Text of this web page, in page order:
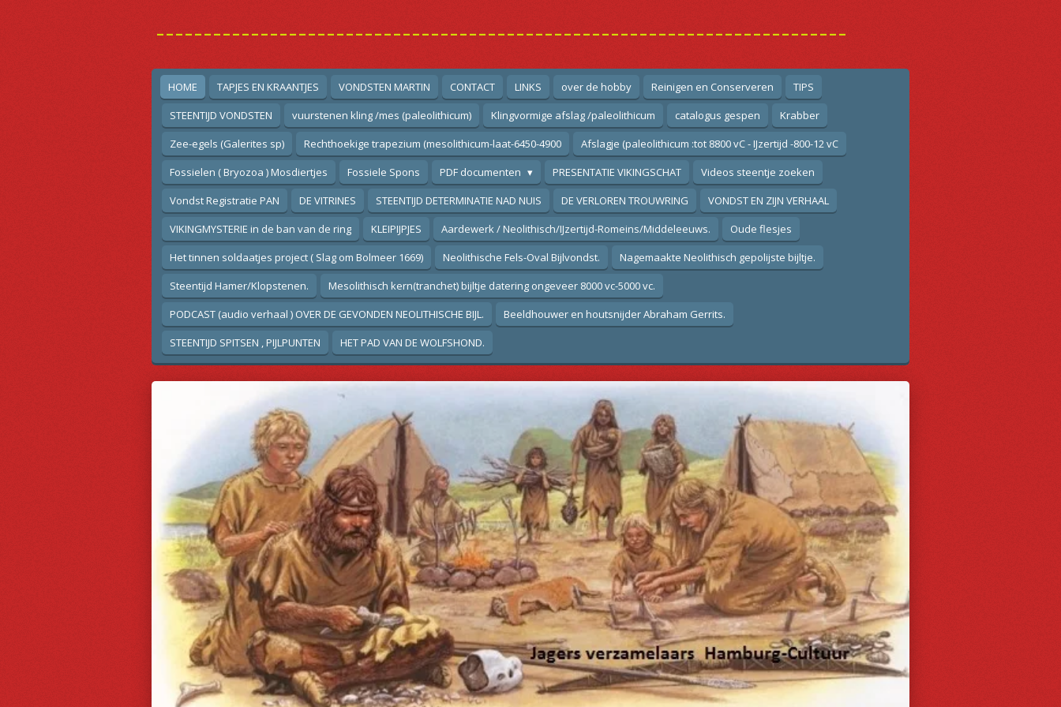
-------------------------------------------------------------------------
HOME TAPJES EN KRAANTJES VONDSTEN MARTIN CONTACT LINKS over de hobby Reinigen en Conserveren
TIPS
STEENTIJD VONDSTEN
vuurstenen kling /mes (paleolithicum) Klingvormige afslag /paleolithicum catalogus gespen
Krabber
Zee-egels (Galerites sp)
Rechthoekige trapezium (mesolithicum-laat-6450-4900
Afslagje (paleolithicum :tot 8800 vC - IJzertijd -800-12 vC
Fossielen ( Bryozoa ) Mosdiertjes
Fossiele Spons PDF documenten PRESENTATIE VIKINGSCHAT
Videos steentje zoeken
Vondst Registratie PAN
DE VITRINES STEENTIJD DETERMINATIE NAD NUIS DE VERLOREN TROUWRING
VONDST EN ZIJN VERHAAL
VIKINGMYSTERIE in de ban van de ring
KLEIPIJPJES Aardewerk / Neolithisch/IJzertijd-Romeins/Middeleeuws.
Oude flesjes
Het tinnen soldaatjes project ( Slag om Bolmeer 1669)
Neolithische Fels-Oval Bijlvondst.
Nagemaakte Neolithisch gepolijste bijltje.
Steentijd Hamer/Klopstenen.
Mesolithisch kern(tranchet) bijltje datering ongeveer 8000 vc-5000 vc.
PODCAST (audio verhaal ) OVER DE GEVONDEN NEOLITHISCHE BIJL.
Beeldhouwer en houtsnijder Abraham Gerrits.
STEENTIJD SPITSEN , PIJLPUNTEN
HET PAD VAN DE WOLFSHOND.